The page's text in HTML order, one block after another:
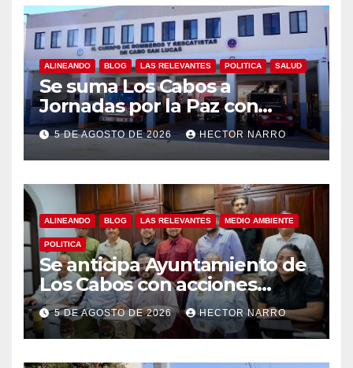
ALINEANDO BLOG LAS RELEVANTES POLITICA SALUD
Se suma Los Cabos a
Jornadas por la Paz con
capacitación en primeros
auxilios para jóvenes
5 DE AGOSTO DE 2026 HECTOR NARRO
ALINEANDO BLOG LAS RELEVANTES MEDIO AMBIENTE
POLITICA
Se anticipa Ayuntamiento de
Los Cabos con acciones
preventivas ante lluvias en el
centro histórico
5 DE AGOSTO DE 2026 HECTOR NARRO